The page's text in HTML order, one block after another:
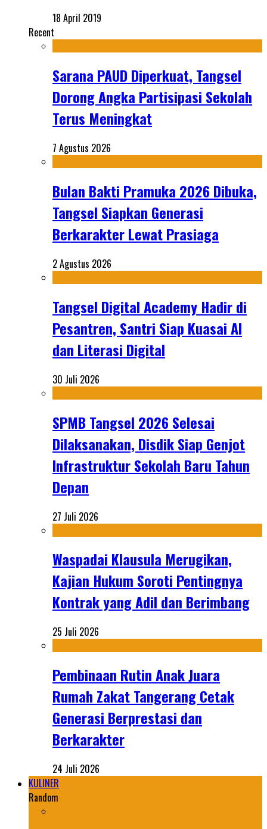
18 April 2019
Recent
Sarana PAUD Diperkuat, Tangsel
Dorong Angka Partisipasi Sekolah
Terus Meningkat
7 Agustus 2026
Bulan Bakti Pramuka 2026 Dibuka,
Tangsel Siapkan Generasi
Berkarakter Lewat Prasiaga
2 Agustus 2026
Tangsel Digital Academy Hadir di
Pesantren, Santri Siap Kuasai AI
dan Literasi Digital
30 Juli 2026
SPMB Tangsel 2026 Selesai
Dilaksanakan, Disdik Siap Genjot
Infrastruktur Sekolah Baru Tahun
Depan
27 Juli 2026
Waspadai Klausula Merugikan,
Kajian Hukum Soroti Pentingnya
Kontrak yang Adil dan Berimbang
25 Juli 2026
Pembinaan Rutin Anak Juara
Rumah Zakat Tangerang Cetak
Generasi Berprestasi dan
Berkarakter
24 Juli 2026
KULINER
Random